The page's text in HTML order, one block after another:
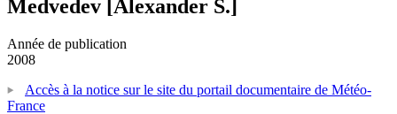
Medvedev [Alexander S.]
Année de publication
2008
Accès à la notice sur le site du portail documentaire de Météo-
France